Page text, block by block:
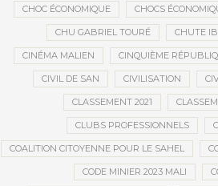
CHOC ÉCONOMIQUE CHOCS
CHU GABRIEL TOURÉ CHUTE
CINÉMA MALIEN CINQUIÈME
CIVIL DE SAN CIVILISATION
CLASSEMENT 2021
CLUBS PROFESSIONNELS
COALITION CITOYENNE POUR LE SAHEL
CODE MINIER 2023 MALI